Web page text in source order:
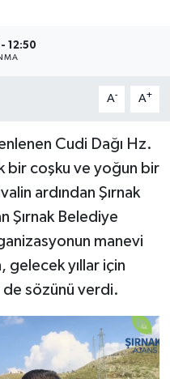
12:50
A- A+
Cudi Dağı Hz.
bir coşku ve yoğun bir
ardından Şırnak
Şırnak Belediye
manevi
yıllar için
sözünü verdi.